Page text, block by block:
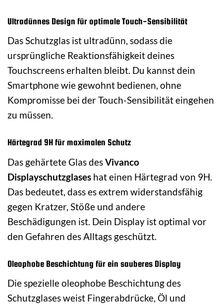
Ultradünnes Design für optimale Touch-Sensibilität
Das Schutzglas ist ultradünn, sodass die
ursprüngliche Reaktionsfähigkeit deines
Touchscreens erhalten bleibt. Du kannst dein
Smartphone wie gewohnt bedienen, ohne
Kompromisse bei der Touch-Sensibilität eingehen
zu müssen.
Härtegrad 9H für maximalen Schutz
Das gehärtete Glas desVivanco
Displayschutzglases hat einen Härtegrad von 9H.
Das bedeutet, dass es extrem widerstandsfähig
gegen Kratzer, Stöße und andere
Beschädigungen ist. Dein Display ist optimal vor
den Gefahren des Alltags geschützt.
Oleophobe Beschichtung für ein sauberes Display
Die spezielle oleophobe Beschichtung des
Schutzglases weist Fingerabdrücke, Öl und